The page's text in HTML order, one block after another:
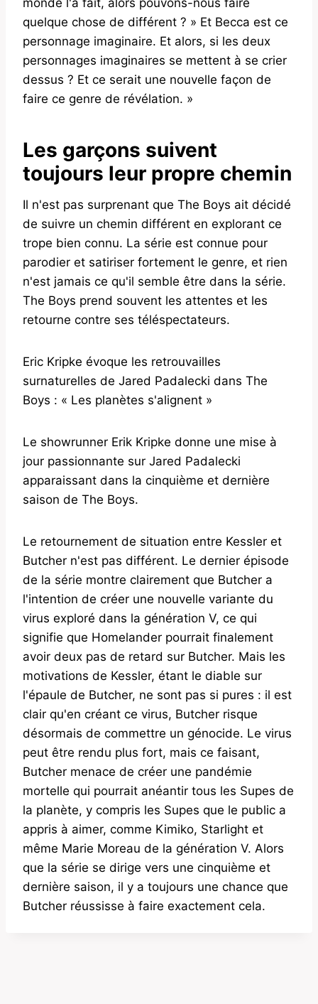
monde l'a fait, alors pouvons-nous faire
quelque chose de différent ? » Et Becca est ce
personnage imaginaire. Et alors, si les deux
personnages imaginaires se mettent à se crier
dessus ? Et ce serait une nouvelle façon de
faire ce genre de révélation. »
Les garçons suivent
toujours leur propre chemin
Il n'est pas surprenant que The Boys ait décidé
de suivre un chemin différent en explorant ce
trope bien connu. La série est connue pour
parodier et satiriser fortement le genre, et rien
n'est jamais ce qu'il semble être dans la série.
The Boys prend souvent les attentes et les
retourne contre ses téléspectateurs.
Eric Kripke évoque les retrouvailles
surnaturelles de Jared Padalecki dans The
Boys : « Les planètes s'alignent »
Le showrunner Erik Kripke donne une mise à
jour passionnante sur Jared Padalecki
apparaissant dans la cinquième et dernière
saison de The Boys.
Le retournement de situation entre Kessler et
Butcher n'est pas différent. Le dernier épisode
de la série montre clairement que Butcher a
l'intention de créer une nouvelle variante du
virus exploré dans la génération V, ce qui
signifie que Homelander pourrait finalement
avoir deux pas de retard sur Butcher. Mais les
motivations de Kessler, étant le diable sur
l'épaule de Butcher, ne sont pas si pures : il est
clair qu'en créant ce virus, Butcher risque
désormais de commettre un génocide. Le virus
peut être rendu plus fort, mais ce faisant,
Butcher menace de créer une pandémie
mortelle qui pourrait anéantir tous les Supes de
la planète, y compris les Supes que le public a
appris à aimer, comme Kimiko, Starlight et
même Marie Moreau de la génération V. Alors
que la série se dirige vers une cinquième et
dernière saison, il y a toujours une chance que
Butcher réussisse à faire exactement cela.